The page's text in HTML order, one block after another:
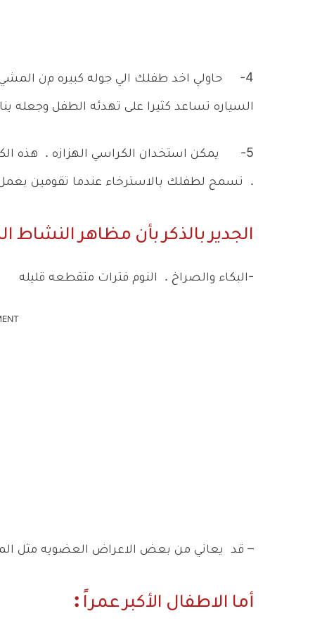
4- حاولي اخد طفلك الي جوله كبيره من المشي
السياره تساعد كثيرا على تهدئه الطفل وجعله
5- يمكن استخدان الكراسي الهزازه . هذه
. تسمح لطفلك بالاسترخاء عندما تقومين
الجدير بالذكر بأن مظاهر النشاط
-البكاء والصراخ . النوم فترات متقطعه قليله
– قد يعاني من بعض الاعراض العضويه مثل
أما الاطفال الأكبر عمراً :